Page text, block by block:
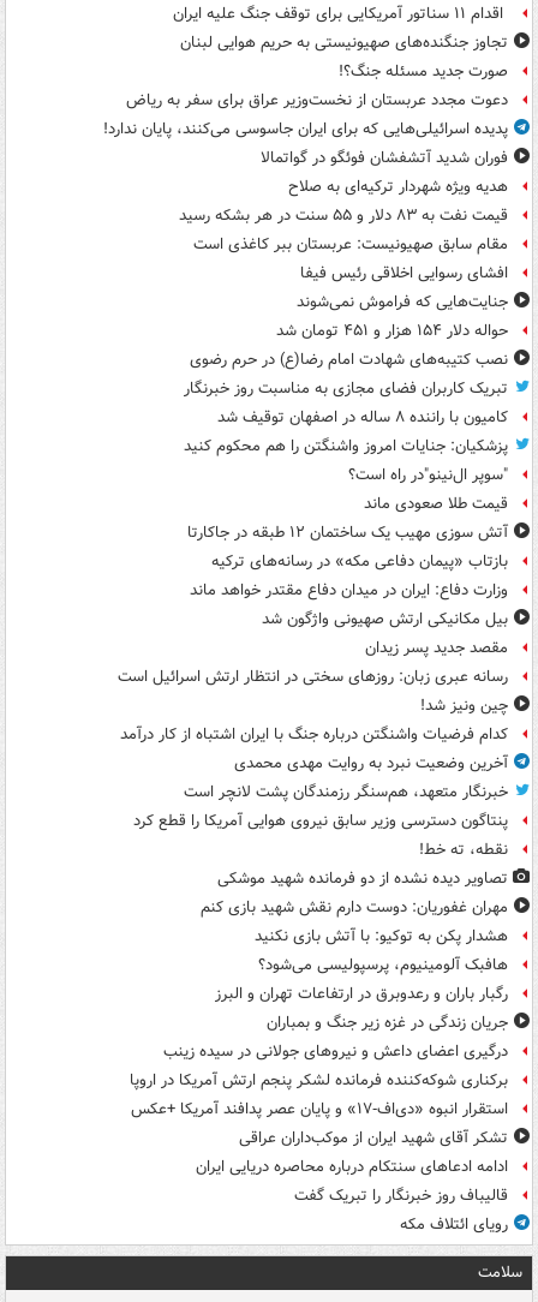
اقدام ۱۱ سناتور آمریکایی برای توقف جنگ علیه ایران
تجاوز جنگنده‌های صهیونیستی به حریم هوایی لبنان
صورت جدید مسئله جنگ؟!
دعوت مجدد عربستان از نخست‌وزیر عراق برای سفر به ریاض
پدیده اسرائیلی‌هایی که برای ایران جاسوسی می‌کنند، پایان ندارد!
فوران شدید آتشفشان فوئگو در گواتمالا
هدیه ویژه شهردار ترکیه‌ای به صلاح
قیمت نفت به ۸۳ دلار و ۵۵ سنت در هر بشکه رسید
مقام سابق صهیونیست: عربستان ببر کاغذی است
افشای رسوایی اخلاقی رئیس فیفا
جنایت‌هایی که فراموش نمی‌شوند
حواله دلار ۱۵۴ هزار و ۴۵۱ تومان شد
نصب کتیبه‌های شهادت امام رضا(ع) در حرم رضوی
تبریک کاربران فضای مجازی به مناسبت روز خبرنگار
کامیون با راننده ۸ ساله در اصفهان توقیف شد
پزشکیان: جنایات امروز واشنگتن را هم محکوم کنید
"سوپر ال‌نینو"در راه است؟
قیمت طلا صعودی ماند
آتش سوزی مهیب یک ساختمان ۱۲ طبقه در جاکارتا
بازتاب «پیمان دفاعی مکه» در رسانه‌های ترکیه
وزارت دفاع: ایران در میدان دفاع مقتدر خواهد ماند
بیل مکانیکی ارتش صهیونی واژگون شد
مقصد جدید پسر زیدان
رسانه عبری زبان: روزهای سختی در انتظار ارتش اسرائیل است
چین ونیز شد!
کدام فرضیات واشنگتن درباره جنگ با ایران اشتباه از کار درآمد
آخرین وضعیت نبرد به روایت مهدی محمدی
خبرنگار متعهد، هم‌سنگر رزمندگان پشت لانچر است
پنتاگون دسترسی وزیر سابق نیروی هوایی آمریکا را قطع کرد
نقطه، ته خط!
تصاویر دیده‌ نشده از دو فرمانده شهید موشکی
مهران غفوریان: دوست دارم نقش شهید بازی کنم
هشدار پکن به توکیو: با آتش بازی نکنید
هافبک آلومینیوم، پرسپولیسی می‌شود؟
رگبار باران و رعدوبرق در ارتفاعات تهران و البرز
جریان زندگی در غزه زیر جنگ و بمباران
درگیری اعضای داعش و نیروهای جولانی در سیده زینب
برکناری شوکه‌کننده فرمانده لشکر پنجم ارتش آمریکا در اروپا
استقرار انبوه «دی‌اف‑۱۷» و پایان عصر پدافند آمریکا +عکس
تشکر آقای شهید ایران از موکب‌داران عراقی
ادامه ادعاهای سنتکام درباره محاصره دریایی ایران
قالیباف روز خبرنگار را تبریک گفت
رویای ائتلاف مکه
سلامت